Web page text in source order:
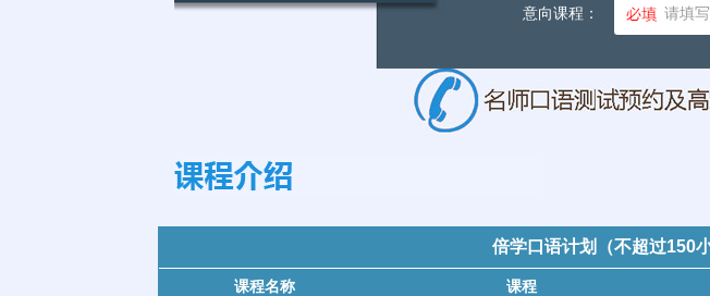
意向课程：
倍学口语计划（不超过150
课程名称 课程